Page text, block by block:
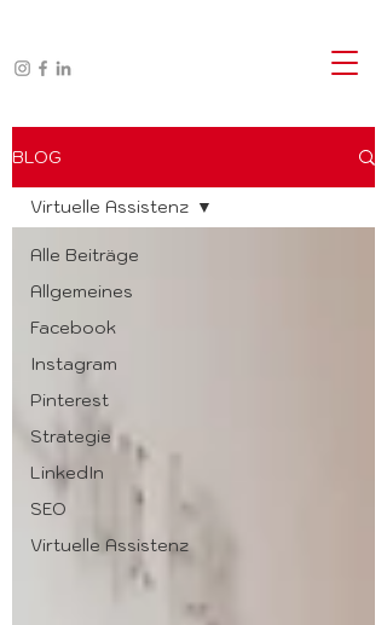
BLOG
Alle Beiträge
Allgemeines
Facebook
Instagram
Pinterest
Strategie
LinkedIn
SEO
Virtuelle Assistenz
Virtuelle Assistenz